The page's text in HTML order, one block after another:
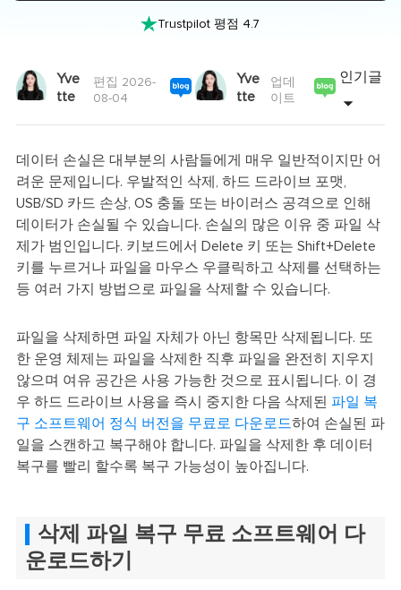
Trustpilot 평점 4.7
Yve
tte
편집 2026-
08-04
Yve
tte
업데
이트
인기글
데이터 손실은 대부분의 사람들에게 매우 일반적이지만 어
려운 문제입니다. 우발적인 삭제, 하드 드라이브 포맷,
USB/SD 카드 손상, OS 충돌 또는 바이러스 공격으로 인해
데이터가 손실될 수 있습니다. 손실의 많은 이유 중 파일 삭
제가 범인입니다. 키보드에서 Delete 키 또는 Shift+Delete
키를 누르거나 파일을 마우스 우클릭하고 삭제를 선택하는
등 여러 가지 방법으로 파일을 삭제할 수 있습니다.
파일을 삭제하면 파일 자체가 아닌 항목만 삭제됩니다. 또
한 운영 체제는 파일을 삭제한 직후 파일을 완전히 지우지
않으며 여유 공간은 사용 가능한 것으로 표시됩니다. 이 경
우 하드 드라이브 사용을 즉시 중지한 다음 삭제된 파일 복
구 소프트웨어 정식 버전을 무료로 다운로드하여 손실된 파
일을 스캔하고 복구해야 합니다. 파일을 삭제한 후 데이터
복구를 빨리 할수록 복구 가능성이 높아집니다.
삭제 파일 복구 무료 소프트웨어 다
운로드하기